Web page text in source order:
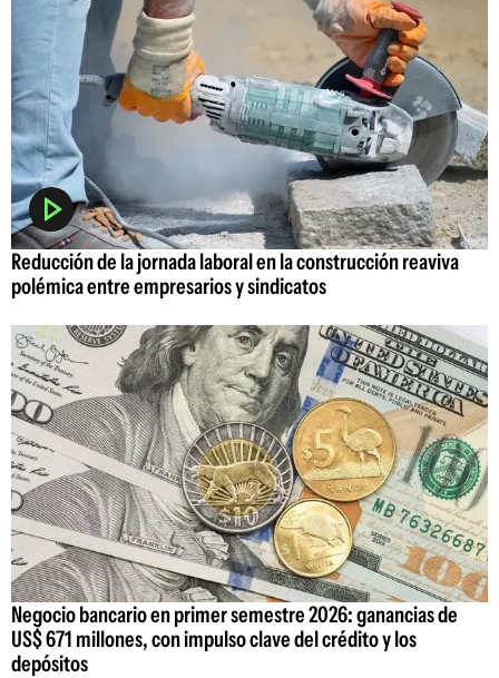
Reducción de la jornada laboral en la construcción reaviva
polémica entre empresarios y sindicatos
Negocio bancario en primer semestre 2026: ganancias de
US$ 671 millones, con impulso clave del crédito y los
depósitos